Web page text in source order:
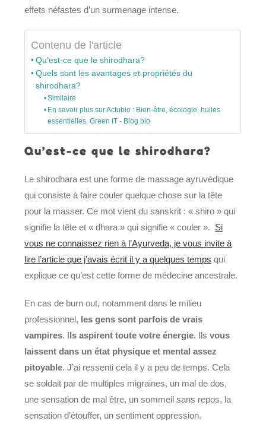
effets néfastes d’un surmenage intense.
Contenu de l'article
Qu’est-ce que le shirodhara?
Quels sont les avantages et propriétés du
shirodhara?
Similaire
En savoir plus sur Actubio : Bien-être, écologie, huiles
essentielles, Green IT - Blog bio
Qu’est-ce que le shirodhara?
Le shirodhara est une forme de massage ayruvédique
qui consiste à faire couler quelque chose sur la tête
pour la masser. Ce mot vient du sanskrit : « shiro » qui
signifie la tête et « dhara » qui signifie « couler ». Si
vous ne connaissez rien à l’Ayurveda, je vous invite à
lire l’article que j’avais écrit il y a quelques temps qui
explique ce qu’est cette forme de médecine ancestrale.
En cas de burn out, notamment dans le milieu
professionnel, les gens sont parfois de vrais
vampires. Ils aspirent toute votre énergie. Ils vous
laissent dans un état physique et mental assez
pitoyable. J’ai ressenti cela il y a peu de temps. Cela
se soldait par de multiples migraines, un mal de dos,
une sensation de mal être, un sommeil sans repos, la
sensation d’étouffer, un sentiment oppression.